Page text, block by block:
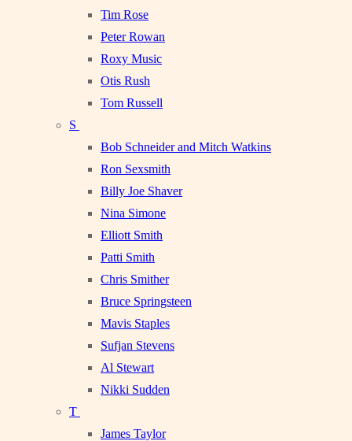
Tim Rose
Peter Rowan
Roxy Music
Otis Rush
Tom Russell
S
Bob Schneider and Mitch Watkins
Ron Sexsmith
Billy Joe Shaver
Nina Simone
Elliott Smith
Patti Smith
Chris Smither
Bruce Springsteen
Mavis Staples
Sufjan Stevens
Al Stewart
Nikki Sudden
T
James Taylor